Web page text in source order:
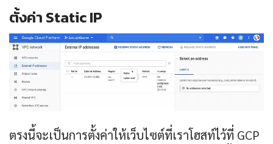
ตั้งค่า Static IP
ตรงนี้จะเป็นการตั้งค่าให้เว็บไซต์ที่เราโฮสท์ไว้ที่ GCP